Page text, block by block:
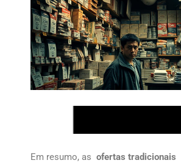
Em resumo, as ofertas tradicionais